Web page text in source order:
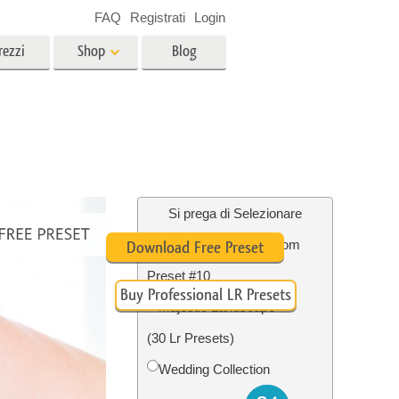
Servizi Foto Restauro
Shop Blog
FAQ Registrati Login
Si prega di Selezionare
High Contrast Lightroom
Preset #10
Majestic Landscape
(30 Lr Presets)
Wedding Collection
Download Free Preset
Buy Professional LR Presets